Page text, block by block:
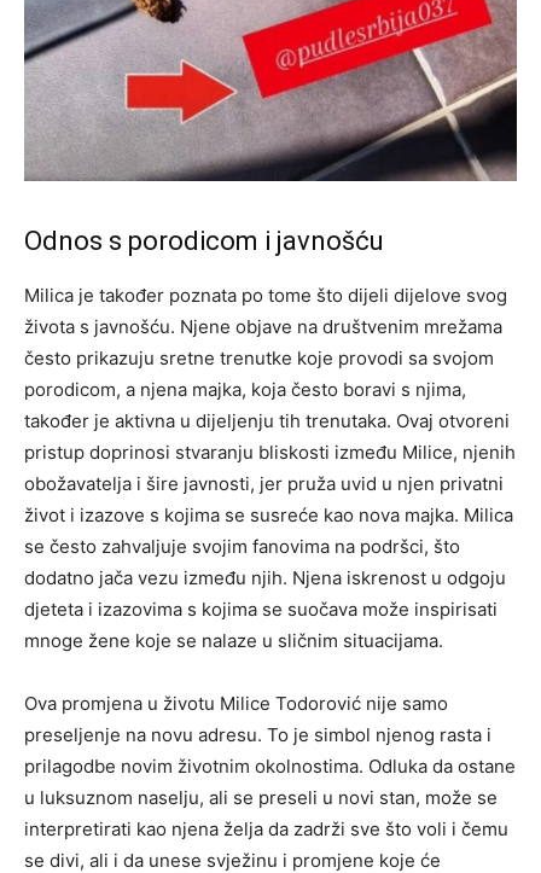
Odnos s porodicom i javnošću
Milica je također poznata po tome što dijeli dijelove svog
života s javnošću. Njene objave na društvenim mrežama
često prikazuju sretne trenutke koje provodi sa svojom
porodicom, a njena majka, koja često boravi s njima,
također je aktivna u dijeljenju tih trenutaka. Ovaj otvoreni
pristup doprinosi stvaranju bliskosti između Milice, njenih
obožavatelja i šire javnosti, jer pruža uvid u njen privatni
život i izazove s kojima se susreće kao nova majka. Milica
se često zahvaljuje svojim fanovima na podršci, što
dodatno jača vezu između njih. Njena iskrenost u odgoju
djeteta i izazovima s kojima se suočava može inspirisati
mnoge žene koje se nalaze u sličnim situacijama.
Ova promjena u životu Milice Todorović nije samo
preseljenje na novu adresu. To je simbol njenog rasta i
prilagodbe novim životnim okolnostima. Odluka da ostane
u luksuznom naselju, ali se preseli u novi stan, može se
interpretirati kao njena želja da zadrži sve što voli i čemu
se divi, ali i da unese svježinu i promjene koje će